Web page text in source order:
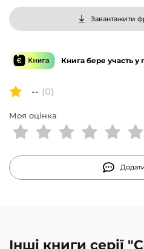
Завантажити
Книга бере участь у
-- (0)
Моя оцінка
Інші книги серії